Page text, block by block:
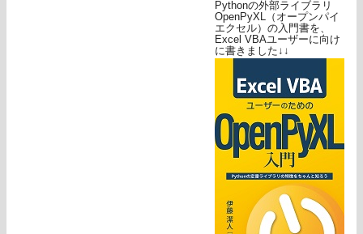
Pythonの外部ライブラリ
OpenPyXL（オープンパイ
エクセル）の入門書を、
Excel VBAユーザーに向け
に書きました↓↓